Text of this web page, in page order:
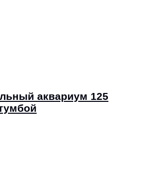
аквариум 125